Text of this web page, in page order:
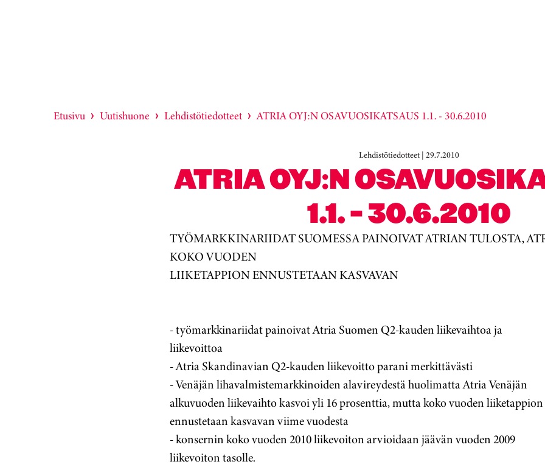
Etusivu Uutishuone Lehdistötiedotteet ATRIA OYJ:N OSAVUOSIKATSAUS 1.1. - 30.6.2010
Lehdistötiedotteet | 29.7.2010
ATRIA OYJ:N
1.1. - 30.6.2010
TYÖMARKKINARIIDAT SUOMESSA PAINOIVAT ATRIAN TULOSTA,
KOKO VUODEN
LIIKETAPPION ENNUSTETAAN KASVAVAN
- työmarkkinariidat painoivat Atria Suomen Q2-kauden liikevaihtoa ja
liikevoittoa
- Atria Skandinavian Q2-kauden liikevoitto parani merkittävästi
- Venäjän lihavalmistemarkkinoiden alavireydestä huolimatta Atria Venäjän
alkuvuoden liikevaihto kasvoi yli 16 prosenttia, mutta koko vuoden liiketappion
ennustetaan kasvavan viime vuodesta
- konsernin koko vuoden 2010 liikevoiton arvioidaan jäävän vuoden 2009
liikevoiton tasolle.